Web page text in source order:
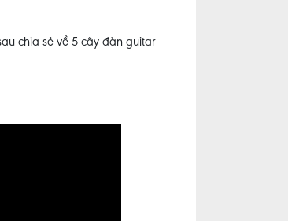
chia sẻ về 5 cây đàn guitar